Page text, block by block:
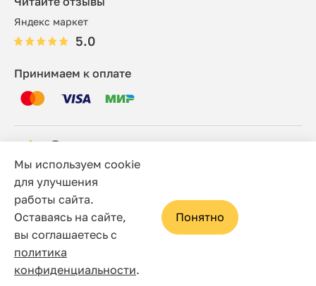
Яндекс маркет
5.0
Принимаем к оплате
© 2006 - 2026 Этно-шоп, Интернет-магазин
Политика конфиденциальности
Сайт носит исключительно информационный характер, и
ни при каких условиях не является публичной офертой,
определяемой положениями статьи 437(2) Гражданского
кодекса Российской Федерации
Мы используем cookie
для улучшения
работы сайта.
Оставаясь на сайте,
вы соглашаетесь с
политика
конфиденциальности.
Понятно